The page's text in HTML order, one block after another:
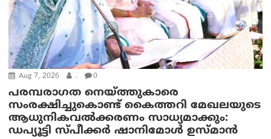
Aug 7, 2026 . 0
പരമ്പരാഗത നെയ്ത്തുകാരെ
സംരക്ഷിച്ചുകൊണ്ട് കൈത്തറി മേഖലയുടെ
ആധുനികവൽക്കരണം സാധ്യമാക്കും:
ഡപ്യൂട്ടി സ്പീക്കർ ഷാനിമോൾ ഉസ്മാൻ